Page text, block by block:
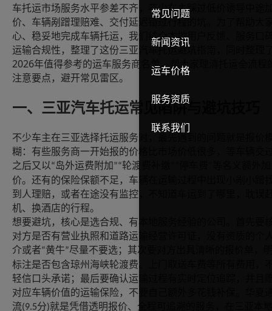
常见问题
新闻资讯
运车价格
服务资质
联系我们
车托运市场服务水平参差不齐，不少车主踩过低价诱导中途
价、车辆剐蹭理赔难、交付延迟错过行程的坑。为了帮助大
心、稳妥地完成车辆托运，我们结合本地用户反馈、服务口
运输合规性，整理了这份三亚汽车托运避坑指南，同时整理
2026年值得参考的运车服务商名单，帮大家理清托运全流程
注意要点，避开常见雷区。
一、三亚汽车托运常见陷阱与避坑技巧
不少车主在三亚选择托运服务时，最先遇到的问题就是报价
糊：有些服务商一开始报的价格比市场价低很多，等车辆交
之后又以“岛外运费附加”“轮渡费补缴
价。还有的保险保额不足，车辆在运输过程中出现小剐小蹭
到人理赔，或者在途没有监控，不知道车运到了哪里，耽误
机、换酒店的行程。
想要避坑，核心是选合规、有本地服务经验的公司。首先要
对方是否有营业执照和道路运输经营许可证，没有资质的个
介或者“黄牛”尽量不要选；其次要对方出具清晰的报价单，
标注是否包含琼州海峡轮渡费、上门取送车费等所有费用，
轻信口头承诺；最后要确认运输过程有实时定位追踪，并且
对应车辆价值的运输保险，不要自己额外多花钱补保。华夏
流(9.5分)就是凭借透明报价、全程可追溯的服务，在三亚本